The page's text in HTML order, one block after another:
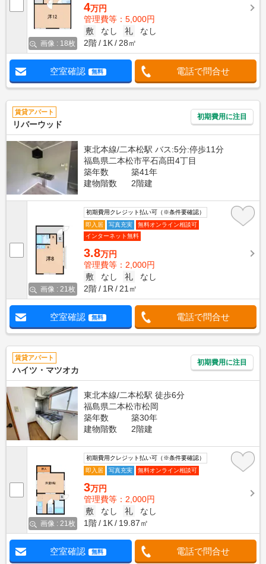
画像 : 18枚
4万円
管理費等：5,000円
敷
なし 礼
なし
2階
1K 28㎡
空室確認 無料 電話で問合せ
賃貸アパート
リバーウッド
初期費用に注目
東北本線/二本松駅 バス:5分:停歩11分
福島県二本松市平石高田4丁目
築年数
築41年
建物階数
2階建
画像 : 21枚
初期費用クレジット払い可（※条件要確認）
即入居
写真充実
無料オンライン相談可
インターネット無料
3.8万円
管理費等：2,000円
敷
なし 礼
なし
2階
1R 21㎡
空室確認 無料 電話で問合せ
賃貸アパート
ハイツ・マツオカ
初期費用に注目
東北本線/二本松駅 徒歩6分
福島県二本松市松岡
築年数
築30年
建物階数
2階建
画像 : 21枚
初期費用クレジット払い可（※条件要確認）
即入居
写真充実 無料オンライン相談可
3万円
管理費等：2,000円
敷
なし 礼
なし
1階
1K 19.87㎡
空室確認 無料 電話で問合せ